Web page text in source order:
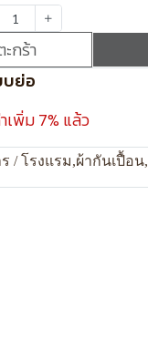
กร้า
บย่อ
เพิ่ม 7% แล้ว
/ โรงแรม,ผ้ากันเปื้อน,